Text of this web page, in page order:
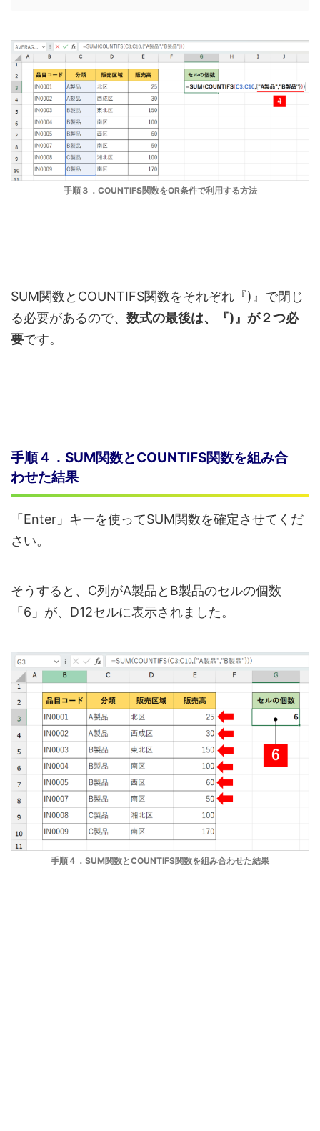
手順３．COUNTIFS関数をOR条件で利用する方法
SUM関数とCOUNTIFS関数をそれぞれ『)』で閉じ
る必要があるので、 数式の最後は、『)』が２つ必
要です。
手順４．SUM関数とCOUNTIFS関数を組み合
わせた結果
「Enter」キーを使ってSUM関数を確定させてくだ
さい。
そうすると、C列がA製品とB製品のセルの個数
「6」が、D12セルに表示されました。
手順４．SUM関数とCOUNTIFS関数を組み合わせた結果